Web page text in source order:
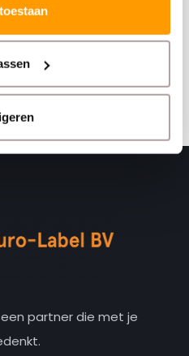
onze nieuwsbrief
aanbiedingen en
Abonneer
een partner die met je